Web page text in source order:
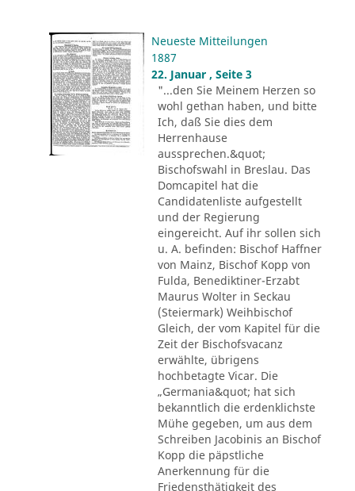
Neueste Mitteilungen
1887
22. Januar , Seite 3
"...den Sie Meinem Herzen so
wohl gethan haben, und bitte
Ich, daß Sie dies dem
Herrenhause
aussprechen.&quot;
Bischofswahl in Breslau. Das
Domcapitel hat die
Candidatenliste aufgestellt
und der Regierung
eingereicht. Auf ihr sollen sich
u. A. befinden: Bischof Haffner
von Mainz, Bischof Kopp von
Fulda, Benediktiner-Erzabt
Maurus Wolter in Seckau
(Steiermark) Weihbischof
Gleich, der vom Kapitel für die
Zeit der Bischofsvacanz
erwählte, übrigens
hochbetagte Vicar. Die
„Germania&quot; hat sich
bekanntlich die erdenklichste
Mühe gegeben, um aus dem
Schreiben Jacobinis an Bischof
Kopp die päpstliche
Anerkennung für die
Friedensthätigkeit des